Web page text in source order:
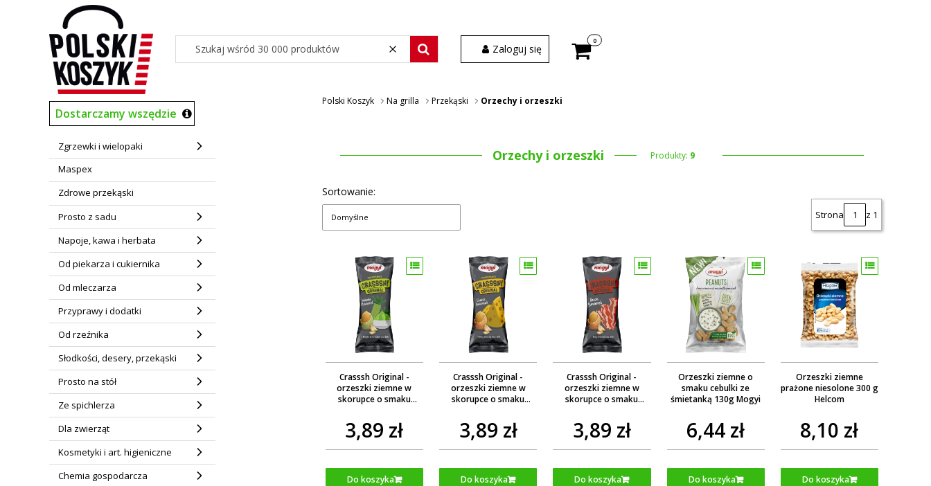
WyczyśćSzukaj wśród 30 000 produktów
Zaloguj się Produkty w koszyku: 0. Zobacz szczegóły
Dostarczamy wszędzie
Zgrzewki i wielopaki
Maspex
Zdrowe przekąski
Prosto z sadu
Napoje, kawa i herbata
Od piekarza i cukiernika
Od mleczarza
Przyprawy i dodatki
Od rzeźnika
Słodkości, desery, przekąski
Prosto na stół
Ze spichlerza
Dla zwierząt
Kosmetyki i art. higieniczne
Chemia gospodarcza
Polski Koszyk Na grilla Przekąski Orzechy i orzeszki
Orzechy i orzeszki Produkty: 9
Sortowanie:
Domyślne Strona z 1
Crasssh Original -
orzeszki ziemne w
skorupce o smaku
3,89 zł
Do koszyka
Crasssh Original -
orzeszki ziemne w
skorupce o smaku
3,89 zł
Do koszyka
Crasssh Original -
orzeszki ziemne w
skorupce o smaku
3,89 zł
Do koszyka
Orzeszki ziemne o
smaku cebulki ze
śmietanką 130g Mogyi
6,44 zł
Do koszyka
Orzeszki ziemne
prażone niesolone 300 g
Helcom
8,10 zł
Do koszyka